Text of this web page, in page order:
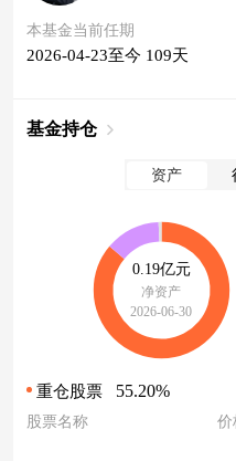
本基金当前任期
2026-04-23至今 109天
基金持仓
资产
0.19亿元
净资产
2026-06-30
重仓股票 55.20%
股票名称
价